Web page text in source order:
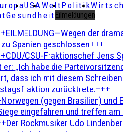
USAWeltPolitik
Gesundheit Eilmeldungen
der
Spanien geschlossen+++
CSU-Fraktionschef Jens
„Ich habe die
dass ich mit diesem
zurücktrete.+++
(gegen Brasilien) und
eingefahren und treffen
Rockmusiker Udo